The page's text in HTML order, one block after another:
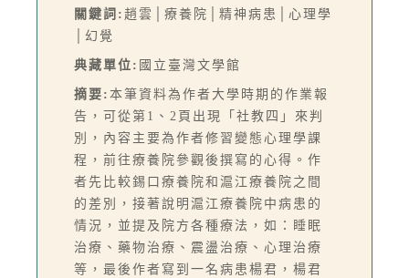
關鍵詞: 趙雲│療養院│精神病患│心理學
│幻覺
典藏單位: 國立臺灣文學館
摘要: 本筆資料為作者大學時期的作業報
告，可從第1、2頁出現「社教四」來判
別，內容主要為作者修習變態心理學課
程，前往療養院參觀後撰寫的心得。作
者先比較錫口療養院和滬江療養院之間
的差別，接著說明滬江療養院中病患的
情況，並提及院方各種療法，如：睡眠
治療、藥物治療、震盪治療、心理治療
等，最後作者寫到一名病患楊君，楊君